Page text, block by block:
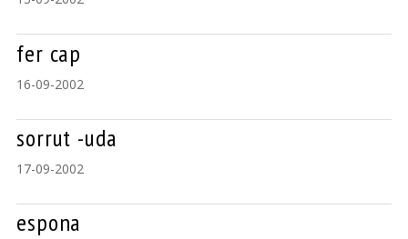
fer cap
16-09-2002
sorrut -uda
17-09-2002
espona